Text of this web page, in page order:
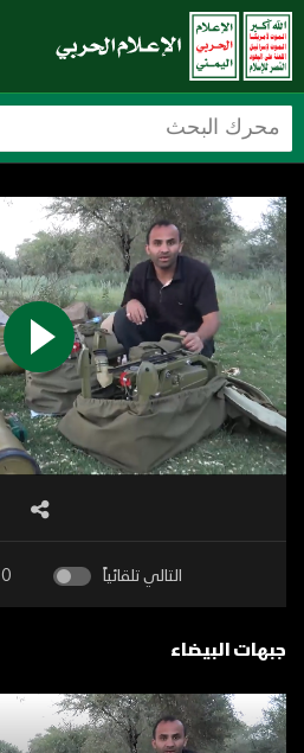
التالي تلقائياً 0 التعليقات
جبهات البيضاء